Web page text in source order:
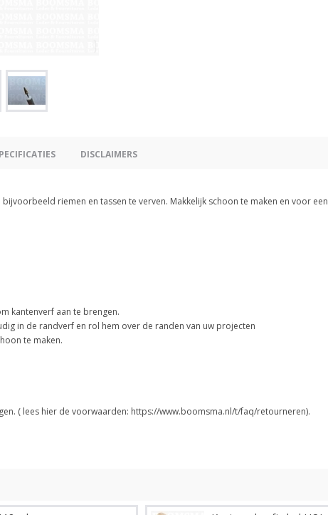
DISCLAIMERS
riemen en tassen te verven. Makkelijk schoon te maken en voor
kantenverf aan te brengen.
in de randverf en rol hem over de randen van uw projecten
te maken.
( lees hier de voorwaarden: https://www.boomsma.nl/t/faq/retourneren).